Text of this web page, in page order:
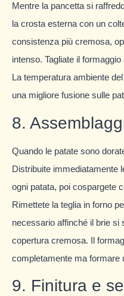
Mentre la pancetta si
la crosta esterna con un
consistenza più cremosa,
intenso. Tagliate il
La temperatura ambiente
una migliore fusione sulle
8.
Quando le patate sono
Distribuite immediatamente
ogni patata, poi cospargete
Rimettete la teglia in forno
necessario affinché il brie si
copertura cremosa. Il
completamente ma formare
9. Finitura e